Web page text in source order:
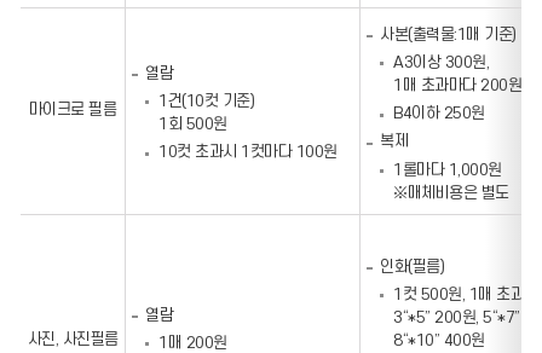
마이크로 필름
열람
1건(10컷 기준)
1회 500원
10컷 초과시 1컷마다 100원
사본(출력물:1매 기준)
A3이상 300원,
1매 초과마다 200원
B4이하 250원
복제
1롤마다 1,000원
※매체비용은 별도
사진, 사진필름
열람
1매 200원
인화(필름)
1컷 500원, 1매 초과마
3“*5” 200원, 5“*7”
8“*10” 400원